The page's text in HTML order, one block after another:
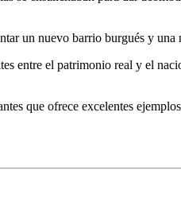
un nuevo barrio burgués y
entre el patrimonio real y el
que ofrece excelentes